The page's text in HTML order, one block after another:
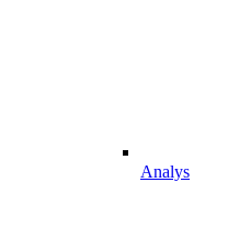
Analys